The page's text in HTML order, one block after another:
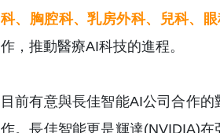
科、胸腔科、乳房外科、兒科、
作，推動醫療AI科技的進程。
目前有意與長佳智能AI公司合作
作。長佳智能更是輝達(NVIDIA)